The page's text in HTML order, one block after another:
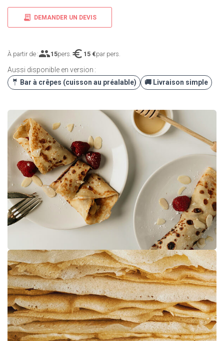
DEMANDER UN DEVIS
À partir de :people15pers. euro 15 €par pers.
Aussi disponible en version :
🤵 Bar à crêpes (cuisson au préalable)
🚚 Livraison simple